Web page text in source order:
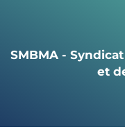
SMBMA -
et